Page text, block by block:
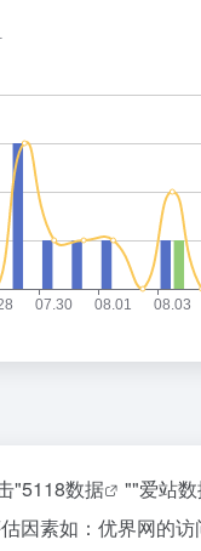
"5118数据 ""爱站
因素如：优界网的